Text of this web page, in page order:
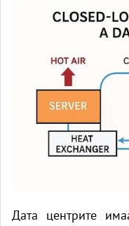
Дата центрите